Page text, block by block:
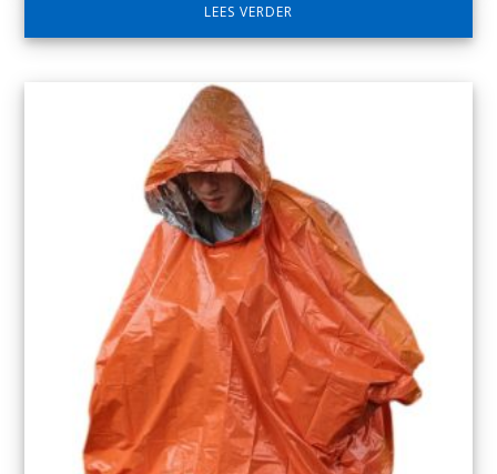
LEES VERDER